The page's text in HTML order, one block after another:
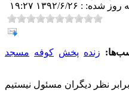
روز شده: : ۱۳۹۲/۶/۲۶ ۱۹:۲۷
زنده پخش کوفه مسجد
نظر دیگران مسئول نیستیم